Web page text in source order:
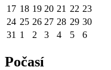
17 18 19 20 21 22 23
24 25 26 27 28 29 30
31 1 2 3 4 5 6
Počasí